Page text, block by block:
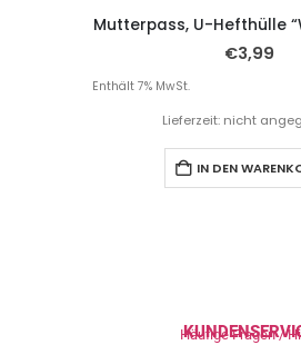
Mutterpass, U-Hefthülle
€3,99
Enthält 7% MwSt.
Lieferzeit: nicht
IN DEN
Häufige Fragen /